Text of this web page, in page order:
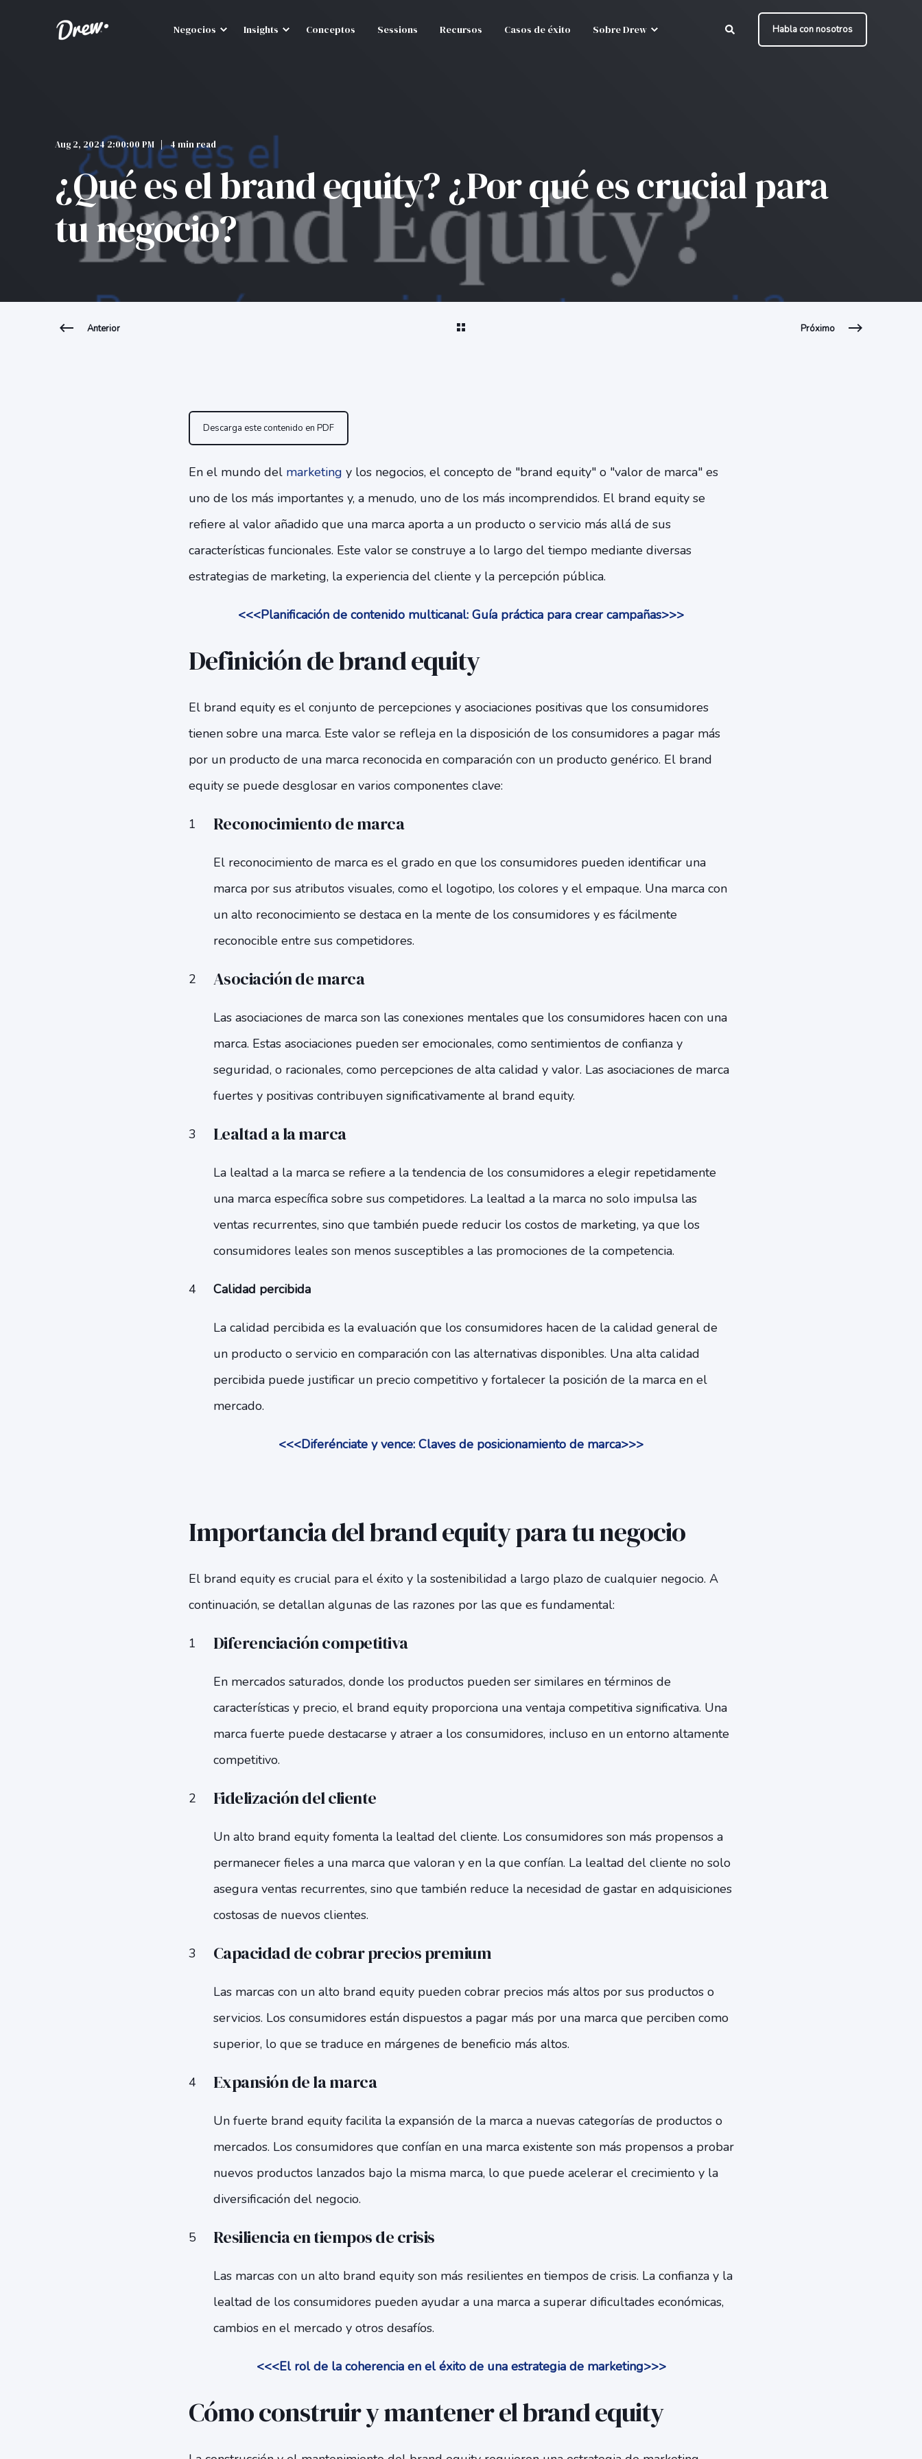
Negocios Insights Conceptos Sessions Recursos Casos de éxito Sobre Drew Habla con nosotros
Aug 2, 2024 2:00:00 PM 4 min read
¿Qué es el brand equity? ¿Por qué es crucial para
tu negocio?
Anterior Próximo
Descarga este contenido en PDF
En el mundo del marketing y los negocios, el concepto de "brand equity" o "valor de marca" es
uno de los más importantes y, a menudo, uno de los más incomprendidos. El brand equity se
refiere al valor añadido que una marca aporta a un producto o servicio más allá de sus
características funcionales. Este valor se construye a lo largo del tiempo mediante diversas
estrategias de marketing, la experiencia del cliente y la percepción pública.
<<<Planificación de contenido multicanal: Guía práctica para crear campañas>>>
Definición de brand equity
El brand equity es el conjunto de percepciones y asociaciones positivas que los consumidores
tienen sobre una marca. Este valor se refleja en la disposición de los consumidores a pagar más
por un producto de una marca reconocida en comparación con un producto genérico. El brand
equity se puede desglosar en varios componentes clave:
Reconocimiento de marca
El reconocimiento de marca es el grado en que los consumidores pueden identificar una
marca por sus atributos visuales, como el logotipo, los colores y el empaque. Una marca con
un alto reconocimiento se destaca en la mente de los consumidores y es fácilmente
reconocible entre sus competidores.
Asociación de marca
Las asociaciones de marca son las conexiones mentales que los consumidores hacen con una
marca. Estas asociaciones pueden ser emocionales, como sentimientos de confianza y
seguridad, o racionales, como percepciones de alta calidad y valor. Las asociaciones de marca
fuertes y positivas contribuyen significativamente al brand equity.
Lealtad a la marca
La lealtad a la marca se refiere a la tendencia de los consumidores a elegir repetidamente
una marca específica sobre sus competidores. La lealtad a la marca no solo impulsa las
ventas recurrentes, sino que también puede reducir los costos de marketing, ya que los
consumidores leales son menos susceptibles a las promociones de la competencia.
Calidad percibida
La calidad percibida es la evaluación que los consumidores hacen de la calidad general de
un producto o servicio en comparación con las alternativas disponibles. Una alta calidad
percibida puede justificar un precio competitivo y fortalecer la posición de la marca en el
mercado.
<<<Diferénciate y vence: Claves de posicionamiento de marca>>>
Importancia del brand equity para tu negocio
El brand equity es crucial para el éxito y la sostenibilidad a largo plazo de cualquier negocio. A
continuación, se detallan algunas de las razones por las que es fundamental:
Diferenciación competitiva
En mercados saturados, donde los productos pueden ser similares en términos de
características y precio, el brand equity proporciona una ventaja competitiva significativa. Una
marca fuerte puede destacarse y atraer a los consumidores, incluso en un entorno altamente
competitivo.
Fidelización del cliente
Un alto brand equity fomenta la lealtad del cliente. Los consumidores son más propensos a
permanecer fieles a una marca que valoran y en la que confían. La lealtad del cliente no solo
asegura ventas recurrentes, sino que también reduce la necesidad de gastar en adquisiciones
costosas de nuevos clientes.
Capacidad de cobrar precios premium
Las marcas con un alto brand equity pueden cobrar precios más altos por sus productos o
servicios. Los consumidores están dispuestos a pagar más por una marca que perciben como
superior, lo que se traduce en márgenes de beneficio más altos.
Expansión de la marca
Un fuerte brand equity facilita la expansión de la marca a nuevas categorías de productos o
mercados. Los consumidores que confían en una marca existente son más propensos a probar
nuevos productos lanzados bajo la misma marca, lo que puede acelerar el crecimiento y la
diversificación del negocio.
Resiliencia en tiempos de crisis
Las marcas con un alto brand equity son más resilientes en tiempos de crisis. La confianza y la
lealtad de los consumidores pueden ayudar a una marca a superar dificultades económicas,
cambios en el mercado y otros desafíos.
<<<El rol de la coherencia en el éxito de una estrategia de marketing>>>
Cómo construir y mantener el brand equity